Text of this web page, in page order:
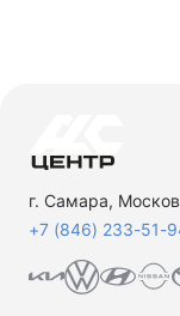
г. Самара,
+7 (846) 233-51-